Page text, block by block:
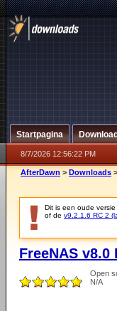
Startpagina
8/7/2026 12:56:22 PM
AfterDawn > Downloads >
Dit is een oude
of de v9.2.1.6 RC 2
FreeNAS v8.0
Open
N/A